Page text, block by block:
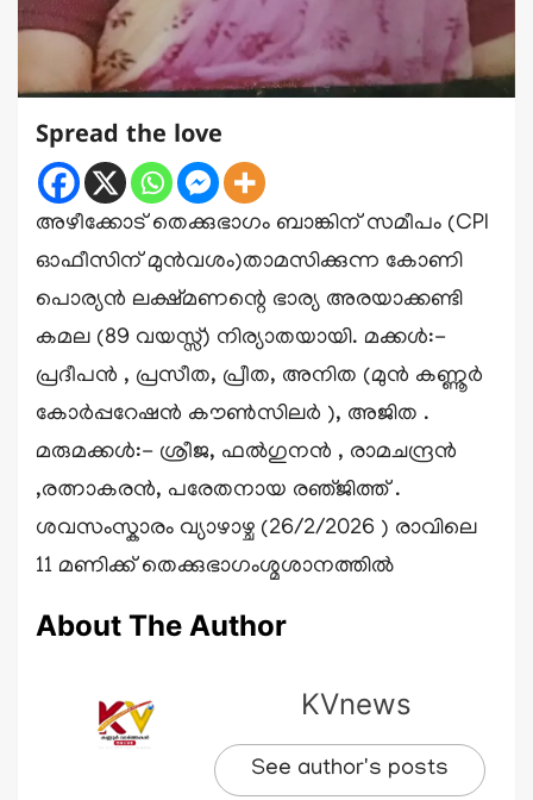
Spread the love
അഴീക്കോട് തെക്കുഭാഗം ബാങ്കിന് സമീപം (CPI
ഓഫീസിന് മുൻവശം)താമസിക്കുന്ന കോണി
പൊര്യൻ ലക്ഷ്മണന്റെ ഭാര്യ അരയാക്കണ്ടി
കമല (89 വയസ്സ്) നിര്യാതയായി. മക്കൾ:-
പ്രദീപൻ , പ്രസീത, പ്രീത, അനിത (മുൻ കണ്ണൂർ
കോർപ്പറേഷൻ കൗൺസിലർ ), അജിത .
മരുമക്കൾ:- ശ്രീജ, ഫൽഗുനൻ , രാമചന്ദ്രൻ
,രത്നാകരൻ, പരേതനായ രഞ്‌ജിത്ത് .
ശവസംസ്കാരം വ്യാഴാഴ്ച (26/2/2026 ) രാവിലെ
11 മണിക്ക് തെക്കുഭാഗംശ്മശാനത്തിൽ
About The Author
KVnews
See author's posts